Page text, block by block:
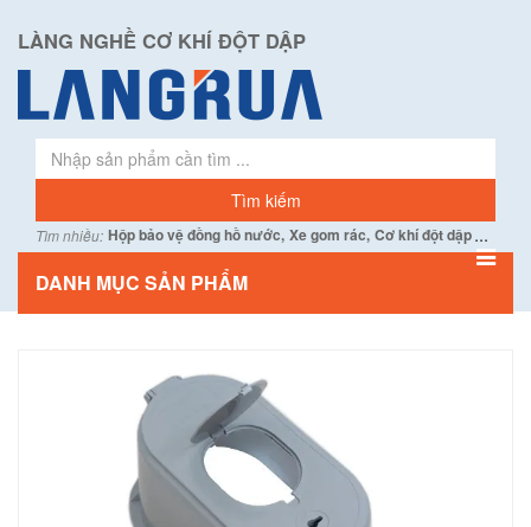
LÀNG NGHỀ CƠ KHÍ ĐỘT DẬP
Tìm nhiều: Hộp bảo vệ đồng hồ nước, Xe gom rác, Cơ khí đột dập...
DANH MỤC SẢN PHẨM